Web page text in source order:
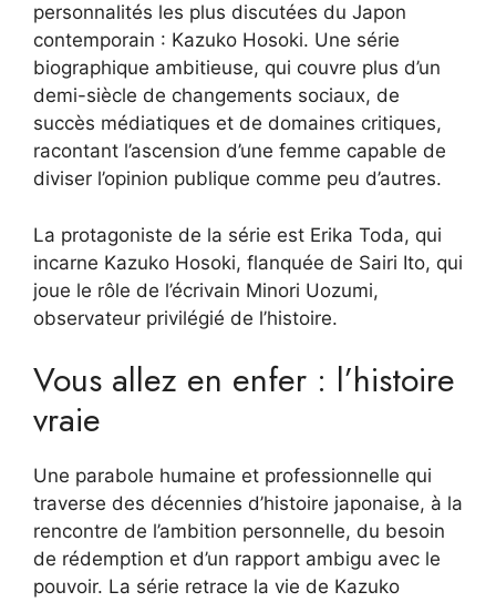
personnalités les plus discutées du Japon
contemporain : Kazuko Hosoki. Une série
biographique ambitieuse, qui couvre plus d’un
demi-siècle de changements sociaux, de
succès médiatiques et de domaines critiques,
racontant l’ascension d’une femme capable de
diviser l’opinion publique comme peu d’autres.
La protagoniste de la série est Erika Toda, qui
incarne Kazuko Hosoki, flanquée de Sairi Ito, qui
joue le rôle de l’écrivain Minori Uozumi,
observateur privilégié de l’histoire.
Vous allez en enfer : l’histoire
vraie
Une parabole humaine et professionnelle qui
traverse des décennies d’histoire japonaise, à la
rencontre de l’ambition personnelle, du besoin
de rédemption et d’un rapport ambigu avec le
pouvoir. La série retrace la vie de Kazuko